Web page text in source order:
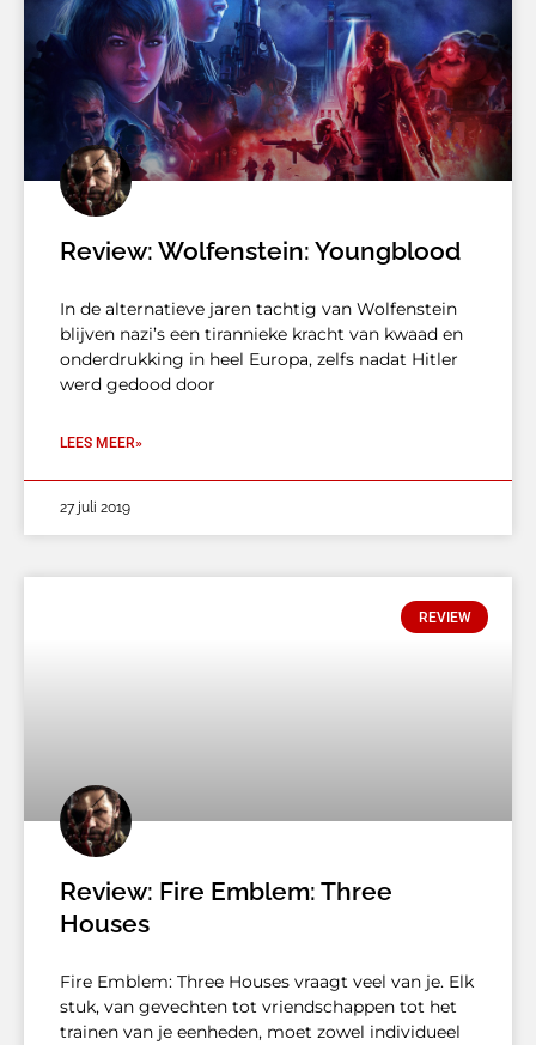
Review: Wolfenstein: Youngblood
In de alternatieve jaren tachtig van Wolfenstein
blijven nazi’s een tirannieke kracht van kwaad en
onderdrukking in heel Europa, zelfs nadat Hitler
werd gedood door
LEES MEER»
27 juli 2019
REVIEW
Review: Fire Emblem: Three
Houses
Fire Emblem: Three Houses vraagt ​​veel van je. Elk
stuk, van gevechten tot vriendschappen tot het
trainen van je eenheden, moet zowel individueel